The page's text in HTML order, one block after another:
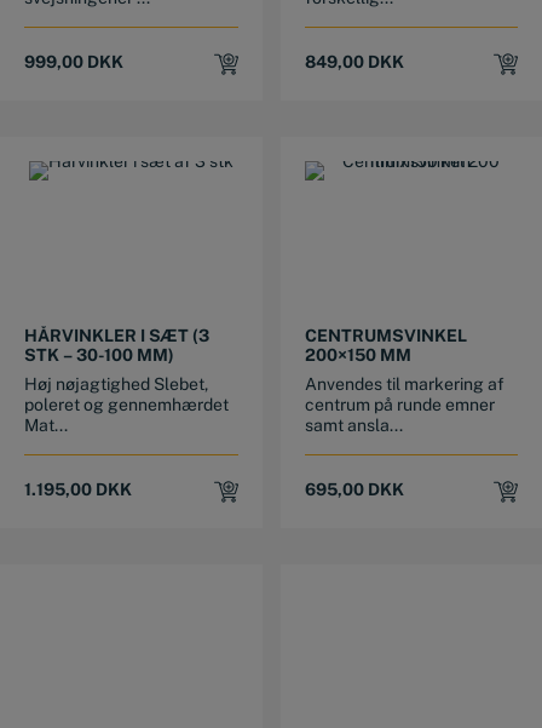
999,00 DKK 849,00 DKK
HÅRVINKLER I SÆT (3
STK – 30-100 MM)
Høj nøjagtighed Slebet,
poleret og gennemhærdet
Mat...
1.195,00 DKK
CENTRUMSVINKEL
200×150 MM
Anvendes til markering af
centrum på runde emner
samt ansla...
695,00 DKK